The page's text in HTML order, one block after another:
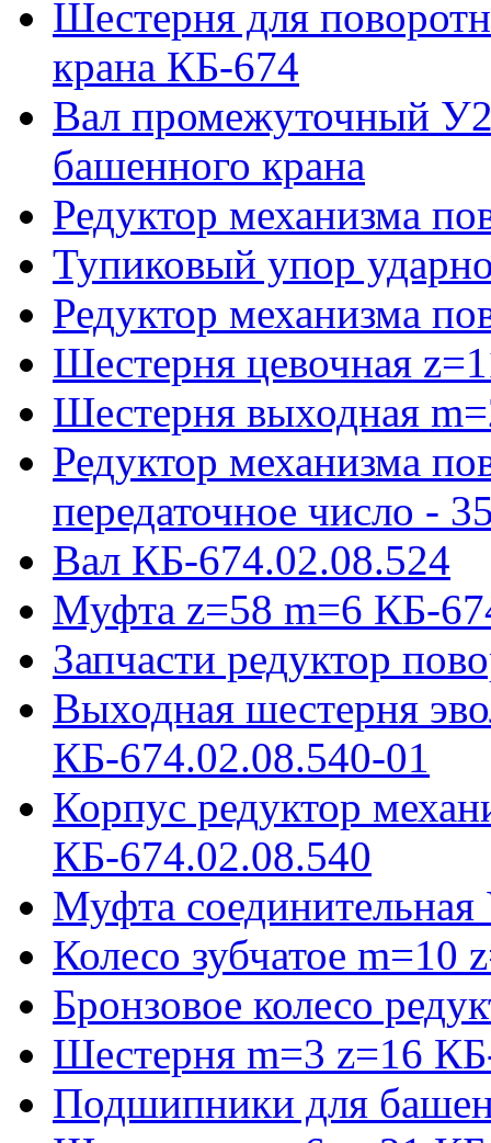
Шестерня для
крана КБ-674
Вал промежуточный
башенного крана
Редуктор механизма
Тупиковый упор
Редуктор механизма
Шестерня цевочная
Шестерня выходная
Редуктор механизма
передаточное число -
Вал КБ-674.02.08.524
Муфта z=58 m=6 КБ-
Запчасти редуктор
Выходная шестерня
КБ-674.02.08.540-01
Корпус редуктор
КБ-674.02.08.540
Муфта соединительная
Колесо зубчатое
Бронзовое колесо
Шестерня m=3 z=16
Подшипники для